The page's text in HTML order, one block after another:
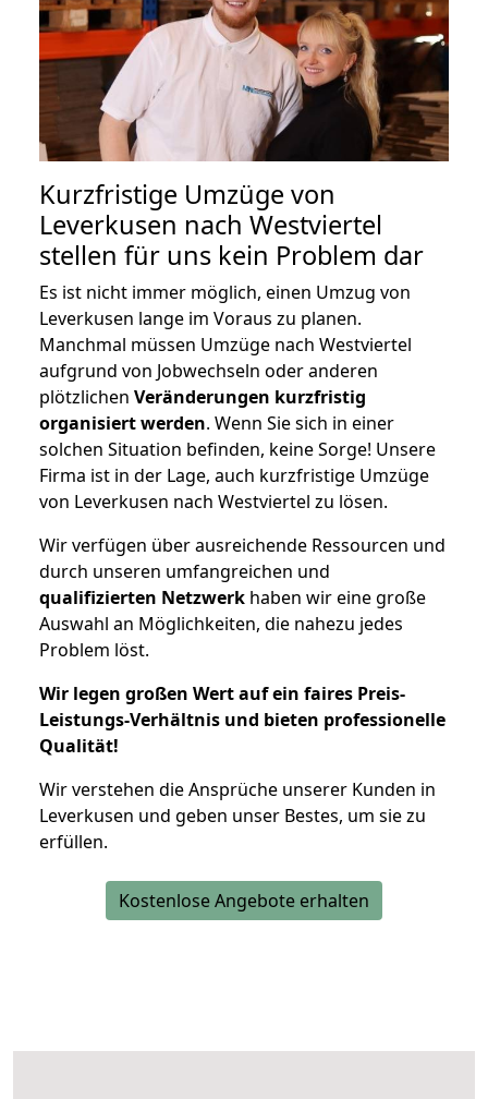
Kurzfristige Umzüge von
Leverkusen nach Westviertel
stellen für uns kein Problem dar
Es ist nicht immer möglich, einen Umzug von
Leverkusen lange im Voraus zu planen.
Manchmal müssen Umzüge nach Westviertel
aufgrund von Jobwechseln oder anderen
plötzlichen Veränderungen kurzfristig
organisiert werden. Wenn Sie sich in einer
solchen Situation befinden, keine Sorge! Unsere
Firma ist in der Lage, auch kurzfristige Umzüge
von Leverkusen nach Westviertel zu lösen.
Wir verfügen über ausreichende Ressourcen und
durch unseren umfangreichen und
qualifizierten Netzwerk haben wir eine große
Auswahl an Möglichkeiten, die nahezu jedes
Problem löst.
Wir legen großen Wert auf ein faires Preis-
Leistungs-Verhältnis und bieten professionelle
Qualität!
Wir verstehen die Ansprüche unserer Kunden in
Leverkusen und geben unser Bestes, um sie zu
erfüllen.
Kostenlose Angebote erhalten